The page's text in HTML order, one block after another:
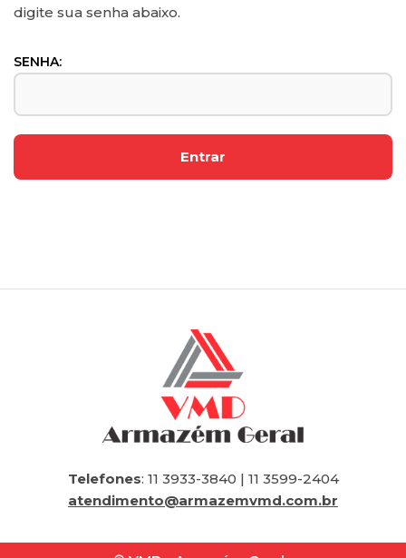
digite sua senha abaixo.
SENHA:
Telefones: 11 3933-3840 | 11 3599-2404
atendimento@armazemvmd.com.br